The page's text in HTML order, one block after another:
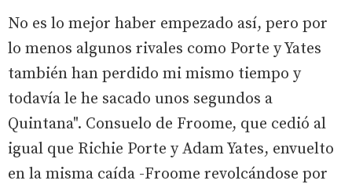
No es lo mejor haber empezado así, pero por
lo menos algunos rivales como Porte y Yates
también han perdido mi mismo tiempo y
todavía le he sacado unos segundos a
Quintana". Consuelo de Froome, que cedió al
igual que Richie Porte y Adam Yates, envuelto
en la misma caída -Froome revolcándose por